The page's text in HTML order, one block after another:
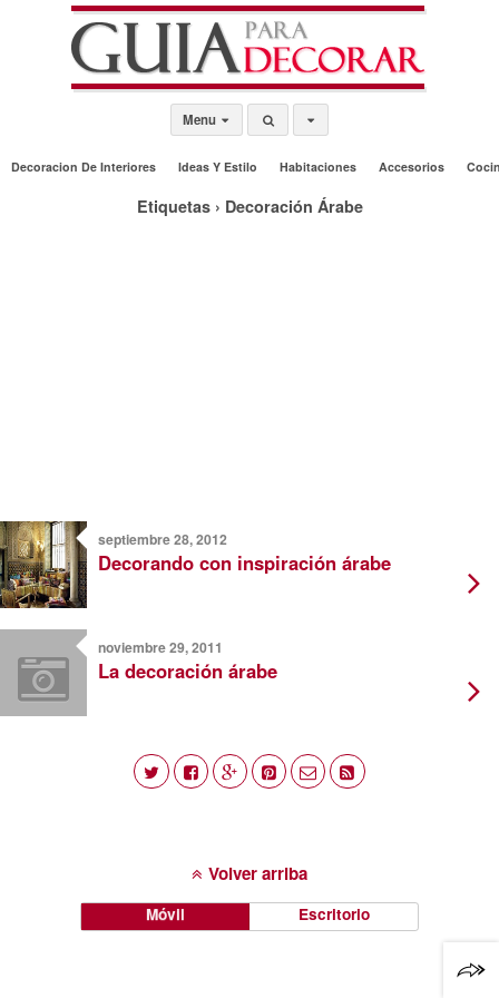
Menu
Decoracion De Interiores Ideas Y Estilo Habitaciones Accesorios
Etiquetas › Decoración Árabe
septiembre 28, 2012
Decorando con inspiración árabe
noviembre 29, 2011
La decoración árabe
Volver arriba
Móvil Escritorio